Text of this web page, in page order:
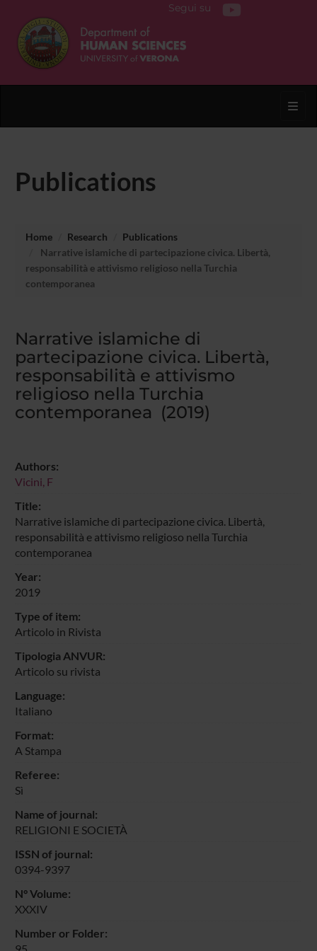
Segui su
Publications
Home Research
Publications
Narrative islamiche di partecipazione civica. Libertà,
responsabilità e attivismo religioso nella Turchia
contemporanea
Narrative islamiche di
partecipazione civica. Libertà,
responsabilità e attivismo
religioso nella Turchia
contemporanea (2019)
Authors:
Vicini, F
Title:
Narrative islamiche di partecipazione civica. Libertà,
responsabilità e attivismo religioso nella Turchia
contemporanea
Year:
2019
Type of item:
Articolo in Rivista
Tipologia ANVUR:
Articolo su rivista
Language:
Italiano
Format:
A Stampa
Referee:
Sì
Name of journal:
RELIGIONI E SOCIETÀ
ISSN of journal:
0394-9397
N° Volume:
XXXIV
Number or Folder: